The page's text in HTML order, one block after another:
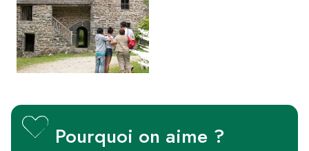
Pourquoi on aime ?